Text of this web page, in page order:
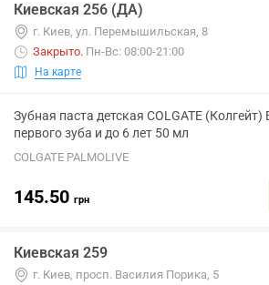
Киевская 256 (ДА)
г. Киев, ул. Перемышильская, 8
Закрыто. Пн-Вс: 08:00-21:00
На карте
Зубная паста детская COLGATE
первого зуба и до 6 лет 50 мл
COLGATE PALMOLIVE
145.50 грн
Киевская 259
г. Киев, просп. Василия Порика, 5